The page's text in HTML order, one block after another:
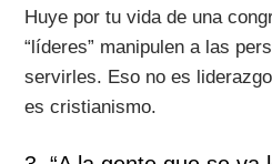
Huye por tu vida de una
“líderes” manipulen a las
servirles. Eso no es
es cristianismo.